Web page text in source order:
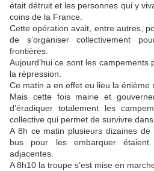
était détruit et les personnes qui y
coins de la France.
Cette opération avait, entre autres,
de s’organiser collectivement
frontières.
Aujourd’hui ce sont les
la répression.
Ce matin a en effet eu lieu la énième
Mais cette fois mairie et
d’éradiquer totalement les
collective qui permet de survivre dans
A 8h ce matin plusieurs dizaines
bus pour les embarquer
adjacentes.
A 8h10 la troupe s’est mise en